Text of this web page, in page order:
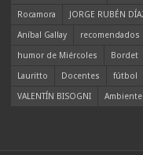
Rocamora
JORGE RUBÉN
Aníbal Gallay
recomendados
humor de Miércoles
Bordet
Lauritto
Docentes fútbol
VALENTÍN BISOGNI
Ambiente